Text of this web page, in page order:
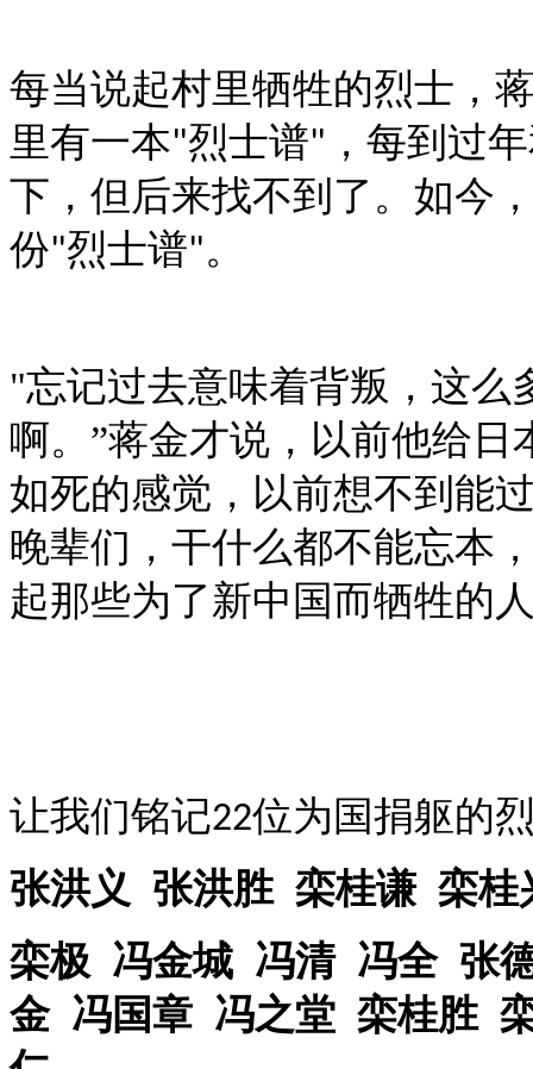
每当说起村里牺牲的烈士，
里有一本"烈士谱" ，每到过
下，但后来找不到了。如今
份"烈士谱"。
"忘记过去意味着背叛，这么
啊。”蒋金才说，以前他给
如死的感觉，以前想不到能
晚辈们，干什么都不能忘本
起那些为了新中国而牺牲的
让我们铭记22位为国捐躯的
张洪义 张洪胜 栾桂谦 栾
栾极 冯金城 冯清 冯全 张
金 冯国章 冯之堂 栾桂胜